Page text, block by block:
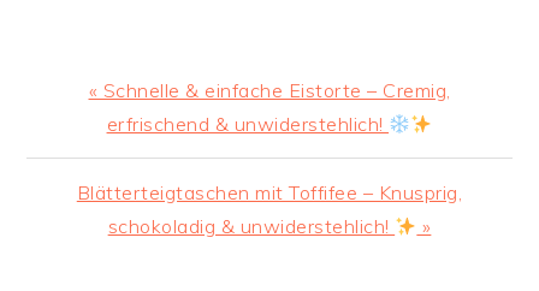
Previous
Post:
« Schnelle & einfache Eistorte – Cremig,
erfrischend & unwiderstehlich!
Next
Post:
Blätterteigtaschen mit Toffifee – Knusprig,
schokoladig & unwiderstehlich!
»